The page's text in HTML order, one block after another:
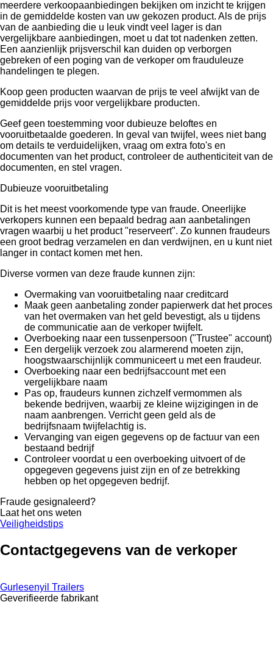
meerdere verkoopaanbiedingen bekijken om inzicht te krijgen
in de gemiddelde kosten van uw gekozen product. Als de prijs
van de aanbieding die u leuk vindt veel lager is dan
vergelijkbare aanbiedingen, moet u dat tot nadenken zetten.
Een aanzienlijk prijsverschil kan duiden op verborgen
gebreken of een poging van de verkoper om frauduleuze
handelingen te plegen.
Koop geen producten waarvan de prijs te veel afwijkt van de
gemiddelde prijs voor vergelijkbare producten.
Geef geen toestemming voor dubieuze beloftes en
vooruitbetaalde goederen. In geval van twijfel, wees niet bang
om details te verduidelijken, vraag om extra foto's en
documenten van het product, controleer de authenticiteit van de
documenten, en stel vragen.
Dubieuze vooruitbetaling
Dit is het meest voorkomende type van fraude. Oneerlijke
verkopers kunnen een bepaald bedrag aan aanbetalingen
vragen waarbij u het product "reserveert". Zo kunnen fraudeurs
een groot bedrag verzamelen en dan verdwijnen, en u kunt niet
langer in contact komen met hen.
Diverse vormen van deze fraude kunnen zijn:
Overmaking van vooruitbetaling naar creditcard
Maak geen aanbetaling zonder papierwerk dat het proces
van het overmaken van het geld bevestigt, als u tijdens
de communicatie aan de verkoper twijfelt.
Overboeking naar een tussenpersoon ("Trustee" account)
Een dergelijk verzoek zou alarmerend moeten zijn,
hoogstwaarschijnlijk communiceert u met een fraudeur.
Overboeking naar een bedrijfsaccount met een
vergelijkbare naam
Pas op, fraudeurs kunnen zichzelf vermommen als
bekende bedrijven, waarbij ze kleine wijzigingen in de
naam aanbrengen. Verricht geen geld als de
bedrijfsnaam twijfelachtig is.
Vervanging van eigen gegevens op de factuur van een
bestaand bedrijf
Controleer voordat u een overboeking uitvoert of de
opgegeven gegevens juist zijn en of ze betrekking
hebben op het opgegeven bedrijf.
Fraude gesignaleerd?
Laat het ons weten
Veiligheidstips
Contactgegevens van de verkoper
Gurlesenyil Trailers
Geverifieerde fabrikant